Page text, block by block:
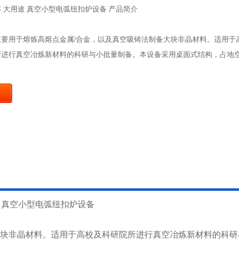
大用途 真空小型电弧纽扣炉设备 产品简介
用于熔炼高熔点金属/合金，以及真空吸铸法制备大块非晶材料。适用于
行真空冶炼新材料的科研与小批量制备。本设备采用桌面式结构，占地
非晶材料。适用于高校及科研院所进行真空冶炼新材料的科